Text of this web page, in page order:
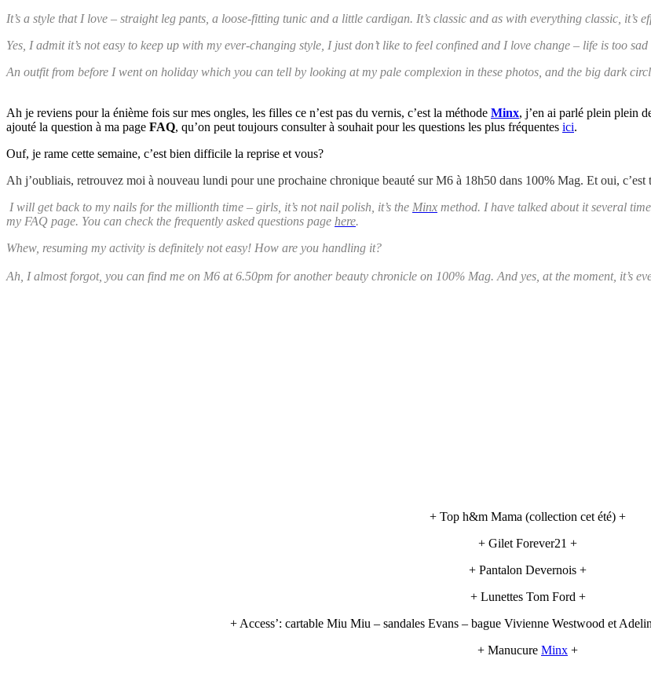
It’s a style that I love – straight leg pants, a loose-fitting tunic and a little cardigan. It’s classic and as with everything classic, it’s
Yes, I admit it’s not easy to keep up with my ever-changing style, I just don’t like to feel confined and I love change – life is too
An outfit from before I went on holiday which you can tell by looking at my pale complexion in these photos, and the big dark
Ah je reviens pour la énième fois sur mes ongles, les filles ce n’est pas du vernis, c’est la méthode Minx, j’en ai parlé plein plein
ajouté la question à ma page FAQ, qu’on peut toujours consulter à souhait pour les questions les plus fréquentes ici.
Ouf, je rame cette semaine, c’est bien difficile la reprise et vous?
Ah j’oubliais, retrouvez moi à nouveau lundi pour une prochaine chronique beauté sur M6 à 18h50 dans 100% Mag. Et oui, c’est
I will get back to my nails for the millionth time – girls, it’s not nail polish, it’s the Minx method. I have talked about it several
my FAQ page. You can check the frequently asked questions page here.
Whew, resuming my activity is definitely not easy! How are you handling it?
Ah, I almost forgot, you can find me on M6 at 6.50pm for another beauty chronicle on 100% Mag. And yes, at the moment, it’s
+ Top h&m Mama (collection cet été) +
+ Gilet Forever21 +
+ Pantalon Devernois +
+ Lunettes Tom Ford +
+ Access’: cartable Miu Miu – sandales Evans – bague Vivienne Westwood et
+ Manucure Minx +